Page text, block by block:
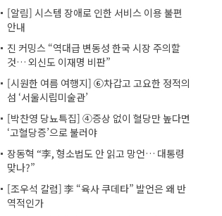
[알림] 시스템 장애로 인한 서비스 이용 불편
안내
진 커밍스 “역대급 변동성 한국 시장 주의할
것… 외신도 이재명 비판”
[시원한 여름 여행지] ⑥차갑고 고요한 정적의
섬 ‘서울시립미술관’
[박찬영 당뇨특집] ④증상 없이 혈당만 높다면
‘고혈당증’으로 불러야
장동혁 “李, 형소법도 안 읽고 망언… 대통령
맞나?”
[조우석 칼럼] 李 “육사 쿠데타” 발언은 왜 반
역적인가